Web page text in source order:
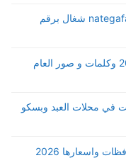
رابط نتيجة الدبلومات الفنية 2026 nategafany.emis شغال برقم
رسائل تهنئة رأس السنة الهجرية 1448- 2027 وكلمات و صور العام
وعلب البسكويت في محلات العبد وبسكو
اجمل أماكن خروجة العيد في القاهرة والمحافظات واسعارها 2026